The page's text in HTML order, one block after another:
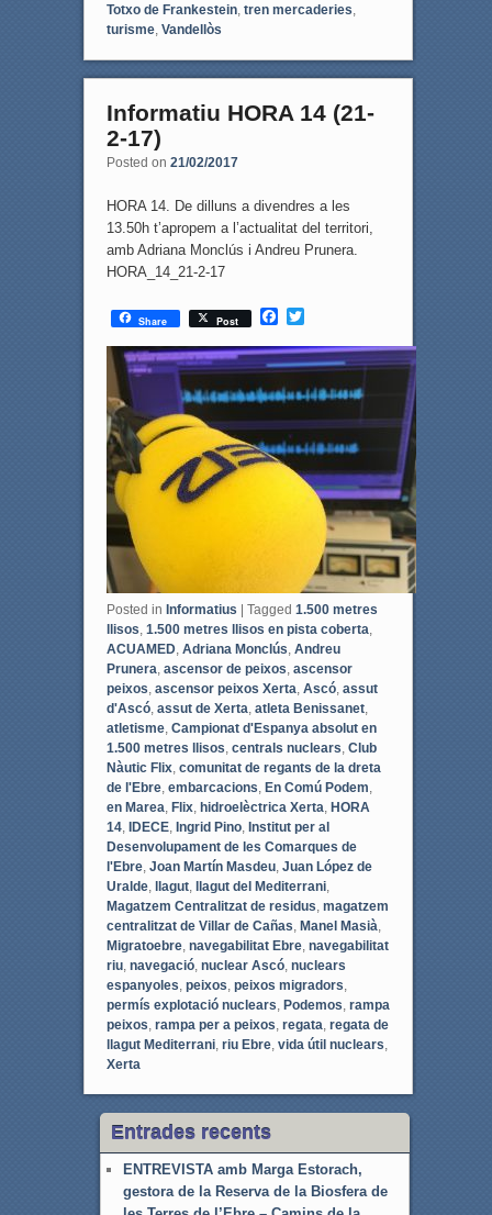
Totxo de Frankestein, tren mercaderies,
turisme, Vandellòs
Informatiu HORA 14 (21-
2-17)
Posted on 21/02/2017
HORA 14. De dilluns a divendres a les
13.50h t’apropem a l’actualitat del territori,
amb Adriana Monclús i Andreu Prunera.
HORA_14_21-2-17
Share Post
F
c
e
b
o
o
k
T
i
t
t
e
r
Posted in Informatius Tagged 1.500 metres
llisos, 1.500 metres llisos en pista coberta,
ACUAMED, Adriana Monclús, Andreu
Prunera, ascensor de peixos, ascensor
peixos, ascensor peixos Xerta, Ascó, assut
d'Ascó, assut de Xerta, atleta Benissanet,
atletisme, Campionat d'Espanya absolut en
1.500 metres llisos, centrals nuclears, Club
Nàutic Flix, comunitat de regants de la dreta
de l'Ebre, embarcacions, En Comú Podem,
en Marea, Flix, hidroelèctrica Xerta, HORA
14, IDECE, Ingrid Pino, Institut per al
Desenvolupament de les Comarques de
l'Ebre, Joan Martín Masdeu, Juan López de
Uralde, llagut, llagut del Mediterrani,
Magatzem Centralitzat de residus, magatzem
centralitzat de Villar de Cañas, Manel Masià,
Migratoebre, navegabilitat Ebre, navegabilitat
riu, navegació, nuclear Ascó, nuclears
espanyoles, peixos, peixos migradors,
permís explotació nuclears, Podemos, rampa
peixos, rampa per a peixos, regata, regata de
llagut Mediterrani, riu Ebre, vida útil nuclears,
Xerta
Entrades recents
ENTREVISTA amb Marga Estorach,
gestora de la Reserva de la Biosfera de